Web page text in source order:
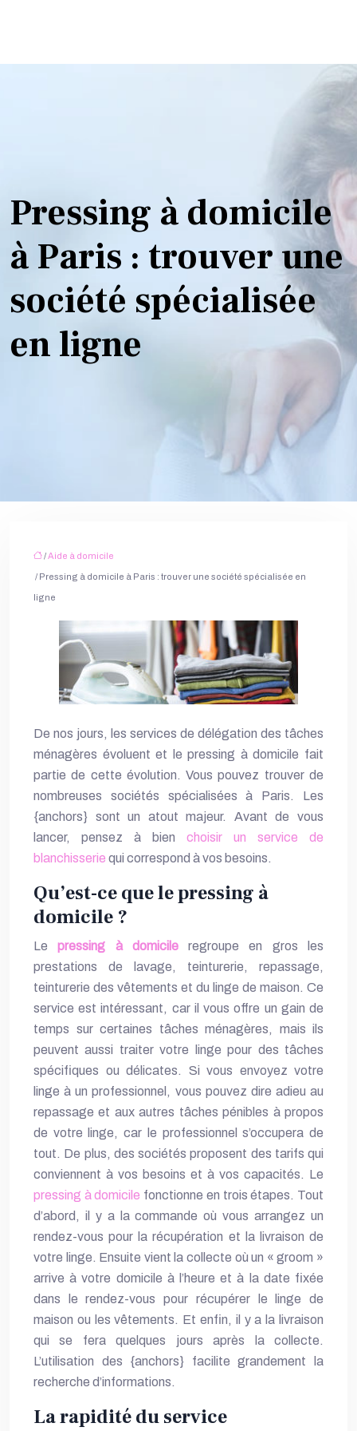
Pressing à domicile
à Paris : trouver une
société spécialisée
en ligne
/Aide à domicile
/ Pressing à domicile à Paris : trouver une société spécialisée en
ligne
De nos jours, les services de délégation des tâches
ménagères évoluent et le pressing à domicile fait
partie de cette évolution. Vous pouvez trouver de
nombreuses sociétés spécialisées à Paris. Les
{anchors} sont un atout majeur. Avant de vous
lancer, pensez à bien choisir un service de
blanchisserie qui correspond à vos besoins.
Qu’est-ce que le pressing à
domicile ?
Lepressing à domicileregroupe en gros les
prestations de lavage, teinturerie, repassage,
teinturerie des vêtements et du linge de maison. Ce
service est intéressant, car il vous offre un gain de
temps sur certaines tâches ménagères, mais ils
peuvent aussi traiter votre linge pour des tâches
spécifiques ou délicates. Si vous envoyez votre
linge à un professionnel, vous pouvez dire adieu au
repassage et aux autres tâches pénibles à propos
de votre linge, car le professionnel s’occupera de
tout. De plus, des sociétés proposent des tarifs qui
conviennent à vos besoins et à vos capacités. Le
pressing à domicile fonctionne en trois étapes. Tout
d’abord, il y a la commande où vous arrangez un
rendez-vous pour la récupération et la livraison de
votre linge. Ensuite vient la collecte où un « groom »
arrive à votre domicile à l’heure et à la date fixée
dans le rendez-vous pour récupérer le linge de
maison ou les vêtements. Et enfin, il y a la livraison
qui se fera quelques jours après la collecte.
L’utilisation des {anchors} facilite grandement la
recherche d’informations.
La rapidité du service